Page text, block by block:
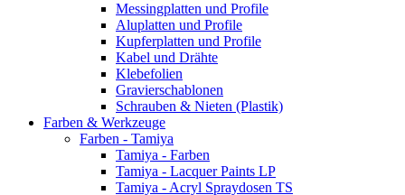
Messingplatten und Profile
Aluplatten und Profile
Kupferplatten und Profile
Kabel und Drähte
Klebefolien
Gravierschablonen
Schrauben & Nieten (Plastik)
Farben & Werkzeuge
Farben - Tamiya
Tamiya - Farben
Tamiya - Lacquer Paints LP
Tamiya - Acryl Spraydosen TS